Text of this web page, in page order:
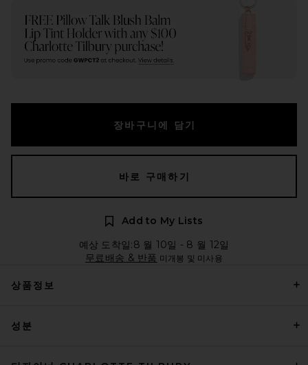
장바구니에 담기
바로 구매하기
Add to My Lists
예상 도착일:8 월 10일 - 8 월 12일
무료배송 & 반품 미개봉 및 미사용
상품정보
성분